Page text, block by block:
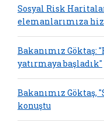
Sosyal Risk
elemanlarımıza
Bakanımız Göktaş:
yatırmaya başladık"
Bakanımız Göktaş,
konuştu